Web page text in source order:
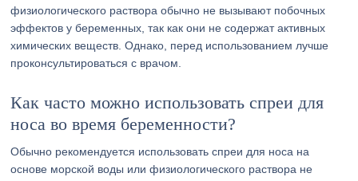
физиологического раствора обычно не вызывают побочных
эффектов у беременных, так как они не содержат активных
химических веществ. Однако, перед использованием лучше
проконсультироваться с врачом.
Как часто можно использовать спреи для
носа во время беременности?
Обычно рекомендуется использовать спреи для носа на
основе морской воды или физиологического раствора не